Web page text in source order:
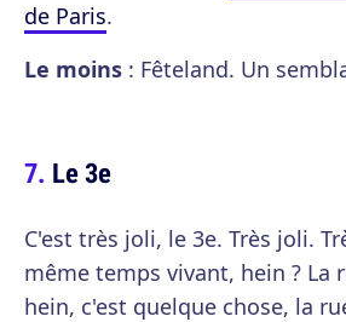
de Paris.
Le moins : Fêteland. Un
Le 3e
C'est très joli, le 3e. Très joli.
même temps vivant, hein ? La
hein, c'est quelque chose, la